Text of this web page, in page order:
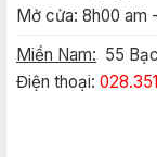
Mở cửa: 8h00 am
Miền Nam: 55
Điện thoại: